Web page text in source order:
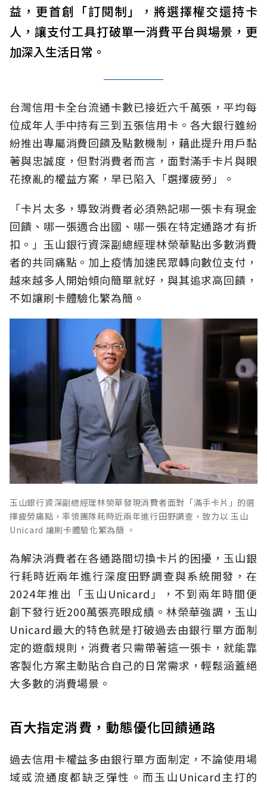
益，更首創「訂閱制」，將選擇權交還持卡
人，讓支付工具打破單一消費平台與場景，更
加深入生活日常。
台灣信用卡全台流通卡數已接近六千萬張，平均每
位成年人手中持有三到五張信用卡。各大銀行雖紛
紛推出專屬消費回饋及點數機制，藉此提升用戶黏
著與忠誠度，但對消費者而言，面對滿手卡片與眼
花撩亂的權益方案，早已陷入「選擇疲勞」。
「卡片太多，導致消費者必須熟記哪一張卡有現金
回饋、哪一張適合出國、哪一張在特定通路才有折
扣。」玉山銀行資深副總經理林榮華點出多數消費
者的共同痛點。加上疫情加速民眾轉向數位支付，
越來越多人開始傾向簡單就好，與其追求高回饋，
不如讓刷卡體驗化繁為簡。
玉山銀行資深副總經理林榮華發現消費者面對「滿手卡片」的選
擇疲勞痛點，率領團隊耗時近兩年進行田野調查，致力以 玉山
Unicard 讓刷卡體驗化繁為簡 。
為解決消費者在各通路間切換卡片的困擾，玉山銀
行耗時近兩年進行深度田野調查與系統開發，在
2024年推出「玉山Unicard」，不到兩年時間便
創下發行近200萬張亮眼成績。林榮華強調，玉山
Unicard最大的特色就是打破過去由銀行單方面制
定的遊戲規則，消費者只需帶著這一張卡，就能靠
客製化方案主動貼合自己的日常需求，輕鬆涵蓋絕
大多數的消費場景。
百大指定消費，動態優化回饋通路
過去信用卡權益多由銀行單方面制定，不論使用場
域或流通度都缺乏彈性。而玉山Unicard主打的